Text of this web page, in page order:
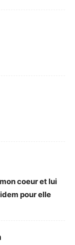
coeur et lui
pour elle